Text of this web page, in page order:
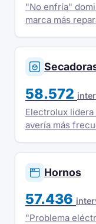
"No enfría"
marca más
58.572
Electrolux
avería más
Hornos
57.436
"Problema